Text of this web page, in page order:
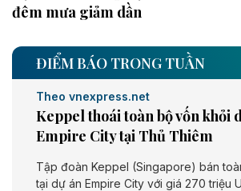
đêm mưa giảm dần
ĐIỂM BÁO TRONG TUẦN
Theo vnexpress.net
Keppel thoái toàn bộ vốn khỏi
Empire City tại Thủ Thiêm
Tập đoàn Keppel (Singapore) bán
tại dự án Empire City với giá 270 triệu